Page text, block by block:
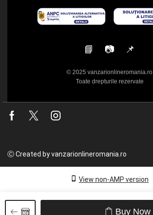
📘 📷 📌
© 2025 vanzarionlineromania.ro
Toate drepturile rezervate
Facebook
Twitter
Ⓒ Created by vanzarionlineromania.ro
View non-AMP version
Buy Now